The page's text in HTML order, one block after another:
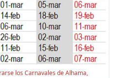
los Carnavales de Alhama,